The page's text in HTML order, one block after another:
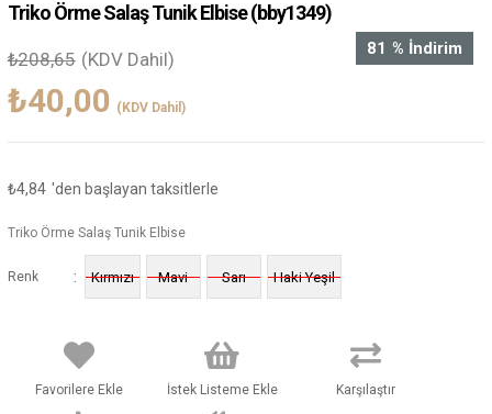
Triko Örme Salaş Tunik Elbise(bby1349)
%
81 İndirim
₺208,65 (KDV Dahil)
₺40,00 (KDV Dahil)
₺4,84 'den başlayan taksitlerle
Triko Örme Salaş Tunik Elbise
Renk : Kırmızı Mavi Sarı Haki Yeşil
Favorilere Ekle İstek Listeme Ekle Karşılaştır